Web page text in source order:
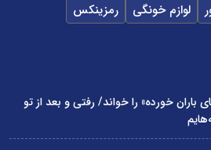
لوازم خونگی رمزینکس
باران خورده» را خواند/ رفتی و بعد از تو